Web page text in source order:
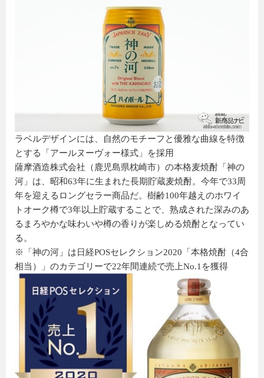
ラベルデザインには、自然のモチーフと優雅な曲線を特徴
とする「アールヌーヴォー様式」を採用
薩摩酒造株式会社（鹿児島県枕崎市）の本格麦焼酎「神の
河」は、昭和63年に生まれた長期貯蔵麦焼酎。今年で33周
年を迎えるロングセラー商品だ。樹齢100年越えのホワイ
トオーク樽で3年以上貯蔵することで、熟成された深みのあ
るまろやかな味わいや樽の香りが楽しめる焼酎となってい
る。
※「神の河」は日経POSセレクション2020「本格焼酎（4合
相当）」のカテゴリーで22年間連続で売上No.1を獲得